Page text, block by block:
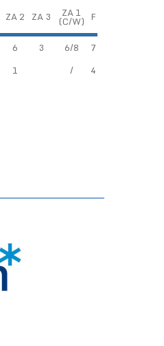
ZA 2 ZA 3 ZA 1
(C/W) F
6 3 6/8
7
1 / 4